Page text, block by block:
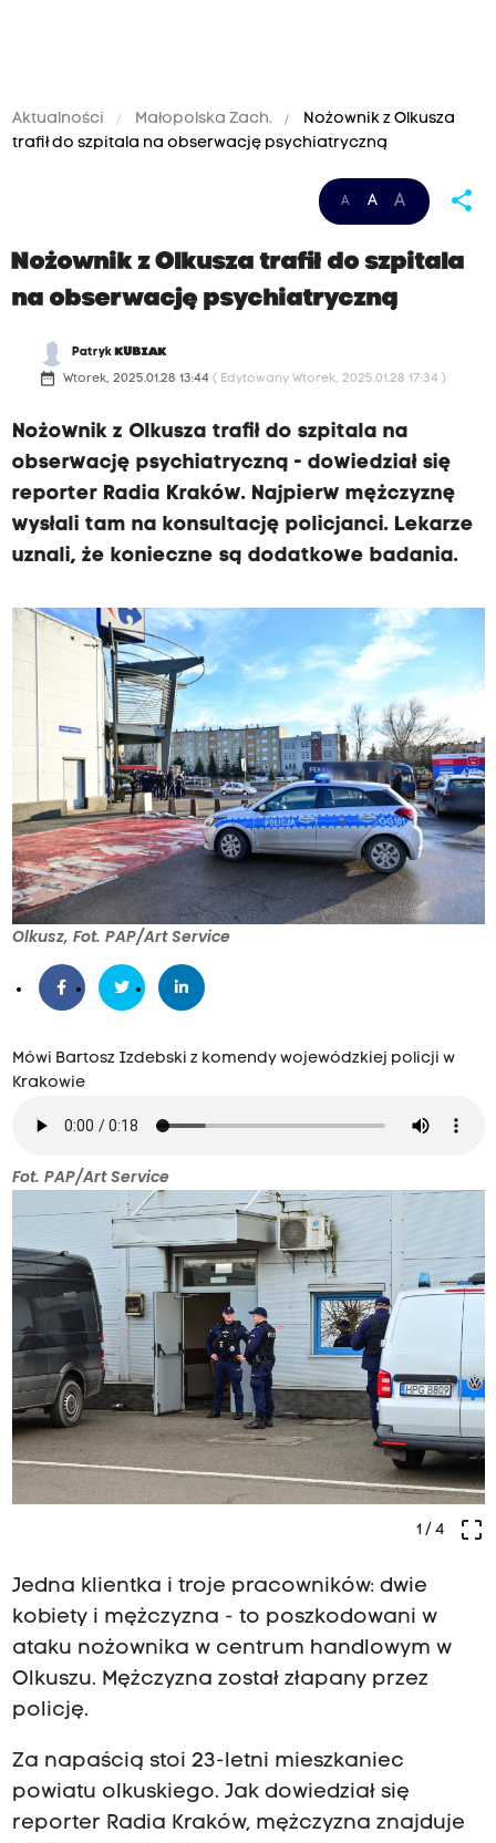
Aktualności Małopolska Zach.
Nożownik z Olkusza
trafił do szpitala na obserwację psychiatryczną
A A A share
Nożownik z Olkusza trafił do szpitala
na obserwację psychiatryczną
Patryk KUBIAK
date_range Wtorek, 2025.01.28 13:44 ( Edytowany Wtorek, 2025.01.28 17:34 )
Nożownik z Olkusza trafił do szpitala na
obserwację psychiatryczną - dowiedział się
reporter Radia Kraków. Najpierw mężczyznę
wysłali tam na konsultację policjanci. Lekarze
uznali, że konieczne są dodatkowe badania.
Olkusz, Fot. PAP/Art Service
Mówi Bartosz Izdebski z komendy wojewódzkiej policji w
Krakowie
Fot. PAP/Art Service
crop_free
1/ 4
Jedna klientka i troje pracowników: dwie
kobiety i mężczyzna - to poszkodowani w
ataku nożownika w centrum handlowym w
Olkuszu. Mężczyzna został złapany przez
policję.
Za napaścią stoi 23-letni mieszkaniec
powiatu olkuskiego. Jak dowiedział się
reporter Radia Kraków, mężczyzna znajduje